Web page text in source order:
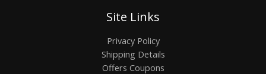
Site Links
Privacy Policy
Shipping Details
Offers Coupons